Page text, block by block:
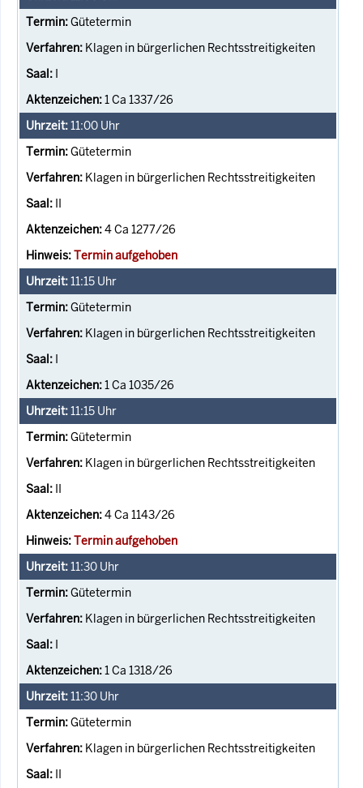
Gütetermin
Klagen in bürgerlichen Rechtsstreitigkeiten
I
1 Ca 1337/26
11:00 Uhr
Gütetermin
Klagen in bürgerlichen Rechtsstreitigkeiten
II
4 Ca 1277/26
Termin aufgehoben
11:15 Uhr
Gütetermin
Klagen in bürgerlichen Rechtsstreitigkeiten
I
1 Ca 1035/26
11:15 Uhr
Gütetermin
Klagen in bürgerlichen Rechtsstreitigkeiten
II
4 Ca 1143/26
Termin aufgehoben
11:30 Uhr
Gütetermin
Klagen in bürgerlichen Rechtsstreitigkeiten
I
1 Ca 1318/26
11:30 Uhr
Gütetermin
Klagen in bürgerlichen Rechtsstreitigkeiten
II